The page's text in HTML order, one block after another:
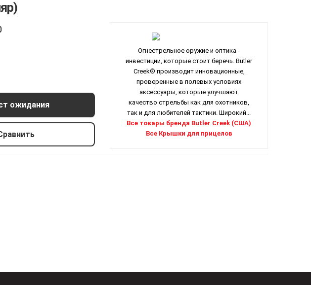
ожидания
Огнестрельное оружие и оптика -
инвестиции, которые стоит беречь. Butler
Creek® производит инновационные,
проверенные в полевых условиях
аксессуары, которые улучшают
качество стрельбы как для охотников,
так и для любителей тактики. Широкий...
Все товары бренда Butler Creek (США)
Все Крышки для прицелов